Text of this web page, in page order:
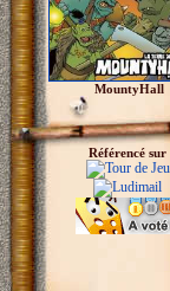
MountyHall
Référencé sur